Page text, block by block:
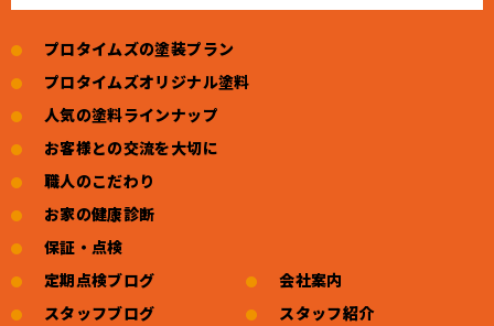
プロタイムズの塗装プラン
プロタイムズオリジナル塗料
人気の塗料ラインナップ
お客様との交流を大切に
職人のこだわり
お家の健康診断
保証・点検
定期点検ブログ
スタッフブログ
会社案内
スタッフ紹介